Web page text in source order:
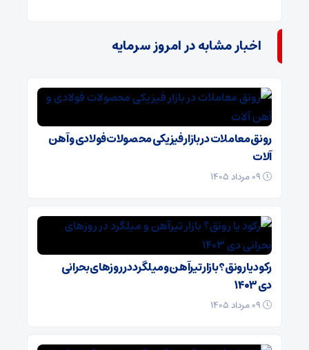
اخبار مشابه در امروز سرمایه
رونق معاملات در بازار فیزیکی محصولات فولادی و آهن
آلات
رکود یا رونق؟ بازار تیرآهن و میلگرد در روزهای بحرانی
دی ۱۴۰۳